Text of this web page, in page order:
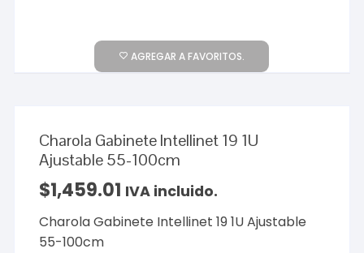
AGREGAR A FAVORITOS.
Charola Gabinete Intellinet 19 1U
Ajustable 55-100cm
$1,459.01 IVA incluido.
Charola Gabinete Intellinet 19 1U Ajustable
55-100cm